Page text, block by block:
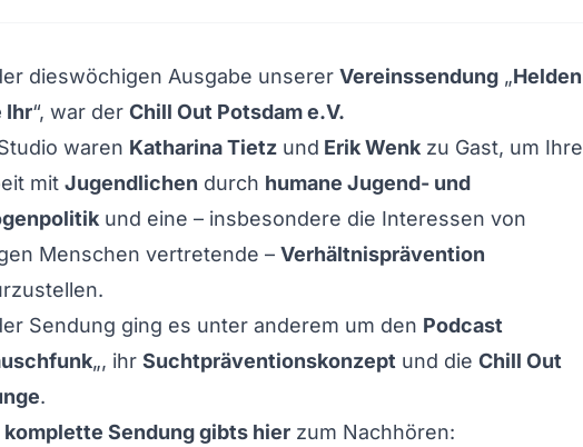
dieswöchigen Ausgabe unserer Vereinssendung „Helden
Ihr“, war der Chill Out Potsdam e.V.
waren Katharina Tietz und Erik Wenk zu Gast, um Ihre
mit Jugendlichen durch humane Jugend- und
und eine – insbesondere die Interessen von
Menschen vertretende – Verhältnisprävention
Sendung ging es unter anderem um den Podcast
„, ihr Suchtpräventionskonzept und die Chill Out
.
komplette Sendung gibts hier zum Nachhören: